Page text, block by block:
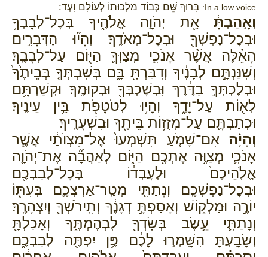
In a low voice: בָּרוּךְ שֵּׁם כְּבוֹד מַלְכוּתוֹ לְעוֹלָם וָעֶד:
וְאָ֣הַבְתָּ֔ אֵ֖ת יְהֹוָ֣ה אֱלֹהֶ֑יךָ בְּכׇל־לְבָבְךָ֥
וּבְכׇל־נַפְשְׁךָ֖ וּבְכׇל־מְאֹדֶֽךָ׃ וְהָי֞וּ הַדְּבָרִ֣ים
הָאֵ֗לֶּה אֲשֶׁ֨ר אָנֹכִ֧י מְצַוְּךָ֛ הַיּ֖וֹם עַל־לְבָבֶֽךָ׃
וְשִׁנַּנְתָּ֣ם לְבָנֶ֔יךָ וְדִבַּרְתָּ֖ בָּ֑ם בְּשִׁבְתְּךָ֤ בְּבֵיתֶ֙ךָ֙
וּבְלֶכְתְּךָ֣ בַדֶּ֔רֶךְ וּֽבְשׇׁכְבְּךָ֖ וּבְקוּמֶֽךָ׃ וּקְשַׁרְתָּ֥ם
לְא֖וֹת עַל־יָדֶ֑ךָ וְהָי֥וּ לְטֹטָפֹ֖ת בֵּ֥ין עֵינֶֽיךָ׃
וּכְתַבְתָּ֛ם עַל־מְזֻז֥וֹת בֵּיתֶ֖ךָ וּבִשְׁעָרֶֽיךָ׃
וְהָיָ֗ה אִם־שָׁמֹ֤עַ תִּשְׁמְעוּ֙ אֶל־מִצְוֺתַ֔י אֲשֶׁ֧ר
אָנֹכִ֛י מְצַוֶּ֥ה אֶתְכֶ֖ם הַיּ֑וֹם לְאַהֲבָ֞ה אֶת־יְהֹוָ֤ה
אֱלֹֽהֵיכֶם֙ וּלְעׇבְד֔וֹ בְּכׇל־לְבַבְכֶ֖ם
וּבְכׇל־נַפְשְׁכֶֽם׃ וְנָתַתִּ֧י מְטַֽר־אַרְצְכֶ֛ם בְּעִתּ֖וֹ
יוֹרֶ֣ה וּמַלְק֑וֹשׁ וְאָסַפְתָּ֣ דְגָנֶ֔ךָ וְתִֽירֹשְׁךָ֖ וְיִצְהָרֶֽךָ׃
וְנָתַתִּ֛י עֵ֥שֶׂב בְּשָׂדְךָ֖ לִבְהֶמְתֶּ֑ךָ וְאָכַלְתָּ֖
וְשָׂבָֽעְתָּ׃ הִשָּֽׁמְר֣וּ לָכֶ֔ם פֶּ֥ן יִפְתֶּ֖ה לְבַבְכֶ֑ם